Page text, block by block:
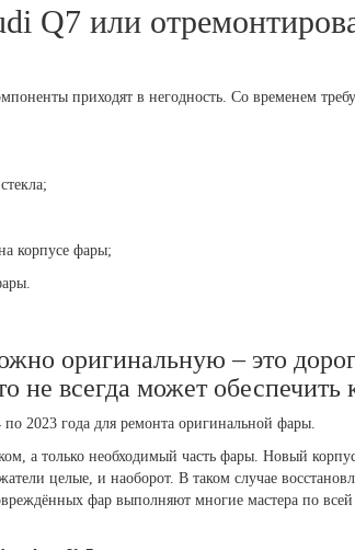
Q7 или
приходят в негодность. Со временем
корпусе фары;
оригинальную – это
всегда может обеспечить
2023 года для ремонта оригинальной фары.
а только необходимый часть фары. Новый
целые, и наоборот. В таком случае
фар выполняют многие мастера по